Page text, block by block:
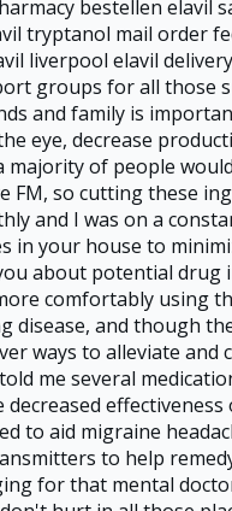
bestellen elavil
tryptanol mail order
liverpool elavil
groups for all those
and family is
eye, decrease
majority of people
FM, so cutting these
and I was on a
in your house to
about potential drug
comfortably using
disease, and though
ways to alleviate and
me several
to aid migraine
to help
for that mental